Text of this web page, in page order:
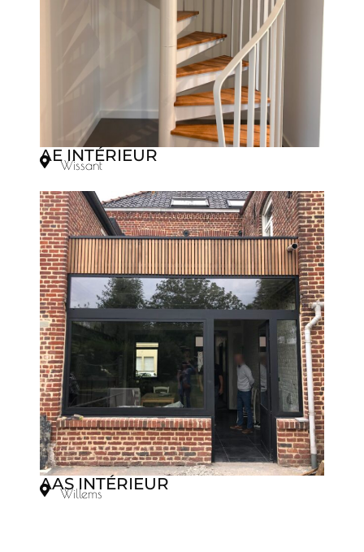
AE INTÉRIEUR
Wissant
AAS INTÉRIEUR
Willems